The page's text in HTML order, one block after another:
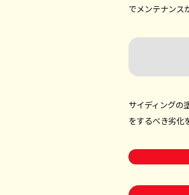
でメンテナンス
サイディングの
をするべき劣化